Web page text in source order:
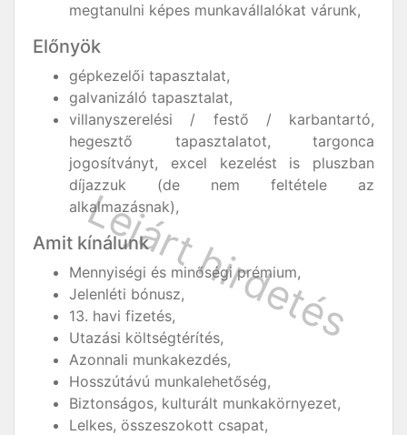
megtanulni képes munkavállalókat várunk,
Előnyök
gépkezelői tapasztalat,
galvanizáló tapasztalat,
villanyszerelési / festő / karbantartó,
hegesztő tapasztalatot, targonca
jogosítványt, excel kezelést is pluszban
díjazzuk (de nem feltétele az
alkalmazásnak),
Amit kínálunk
Mennyiségi és minőségi prémium,
Jelenléti bónusz,
13. havi fizetés,
Utazási költségtérítés,
Azonnali munkakezdés,
Hosszútávú munkalehetőség,
Biztonságos, kulturált munkakörnyezet,
Lelkes, összeszokott csapat,